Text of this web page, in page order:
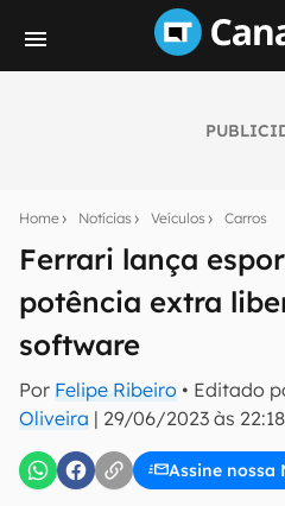
Home Notícias Veículos Carros
Ferrari lança
potência extra
software
Por Felipe Ribeiro • Editado
Oliveira | 29/06/2023 às 22:18
Assine nossa
notícias e reviews sobre
E-mail
Confirmo que li, aceito e
Uso e Política de Privacidade